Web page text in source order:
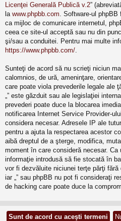
Licenţei Generală Publică v.2”
la www.phpbb.com . Software-ul
ca mijloc de comunicare internetul,
ceea ce site-ul acceptă sau nu din
şi/sau a conduitei. Pentru mai multe
https://www.phpbb.com/
Sunteţi de acord să nu scrieţi niciun
calomnios, de ură, ameninţare,
care poate viola prevederile legale ale
„” este găzduit sau ale legislaţiei
prevederi poate duce la blocarea
notificarea Internet Service Provider-
considera necesar. Adresele IP ale
pentru a ajuta la respectarea acestor
aibă dreptul de a şterge, modifica,
moment în care consideră necesar.
informaţie introdusă să fie stocată în
vor fi dezvăluite niciunei terţe părţi fără
iar „” sau phpBB nu pot fi consideraţi
de hacking care poate duce la